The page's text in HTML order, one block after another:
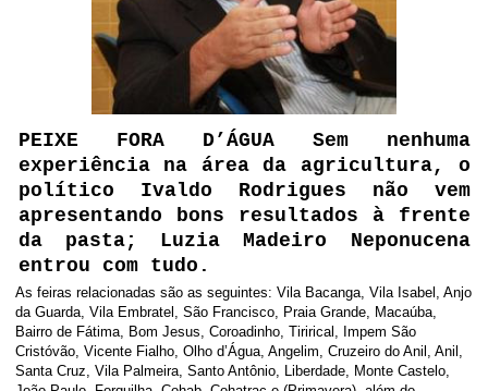
PEIXE FORA D’ÁGUA Sem nenhuma
experiência na área da agricultura, o
político Ivaldo Rodrigues não vem
apresentando bons resultados à frente
da pasta; Luzia Madeiro Neponucena
entrou com tudo.
As feiras relacionadas são as seguintes: Vila Bacanga, Vila Isabel, Anjo
da Guarda, Vila Embratel, São Francisco, Praia Grande, Macaúba,
Bairro de Fátima, Bom Jesus, Coroadinho, Tirirical, Impem São
Cristóvão, Vicente Fialho, Olho d’Água, Angelim, Cruzeiro do Anil, Anil,
Santa Cruz, Vila Palmeira, Santo Antônio, Liberdade, Monte Castelo,